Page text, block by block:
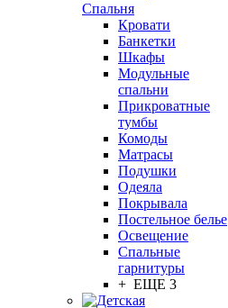
Спальня
Кровати
Банкетки
Шкафы
Модульные
спальни
Прикроватные
тумбы
Комоды
Матрасы
Подушки
Одеяла
Покрывала
Постельное белье
Освещение
Спальные
гарнитуры
+ ЕЩЕ 3